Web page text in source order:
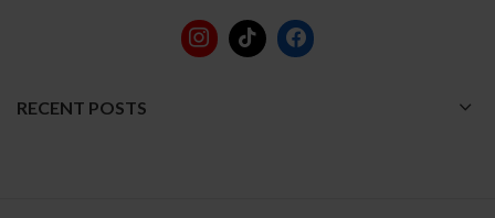
RECENT POSTS